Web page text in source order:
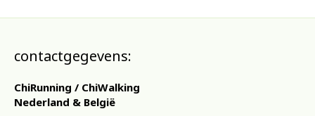
contactgegevens:
ChiRunning / ChiWalking
Nederland & België